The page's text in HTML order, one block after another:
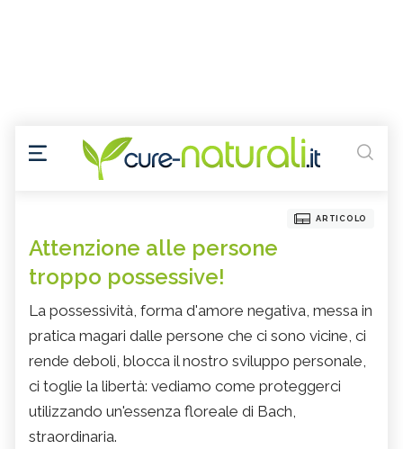
ARTICOLO
Attenzione alle persone
troppo possessive!
La possessività, forma d'amore negativa, messa in
pratica magari dalle persone che ci sono vicine, ci
rende deboli, blocca il nostro sviluppo personale,
ci toglie la libertà: vediamo come proteggerci
utilizzando un'essenza floreale di Bach,
straordinaria.